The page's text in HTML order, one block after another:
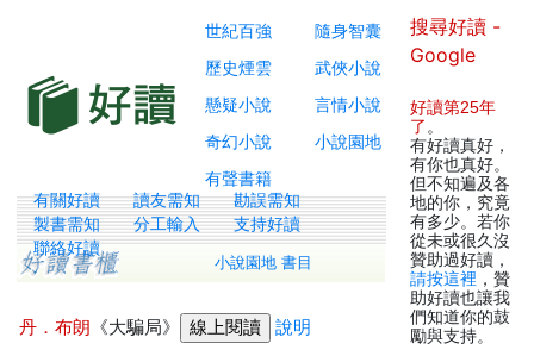
世紀百強
隨身智囊
歷史煙雲
武俠小說
懸疑小說
言情小說
奇幻小說
小說園地
有聲書籍
有關好讀 讀友需知
勘誤需知
製書需知
分工輸入
支持好讀
聯絡好讀
小說園地 書目
丹．布朗 《大騙局》 說明
搜尋好讀 -
Google
好讀第25年
了 。
有好讀真好，
有你也真好。
但不知遍及各
地的你，究竟
有多少。若你
從未或很久沒
贊助過好讀，
請按這裡 ，贊
助好讀也讓我
們知道你的鼓
勵與支持。